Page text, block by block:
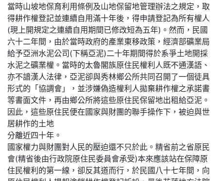
當時山坡地保育利用條例及山地保留地管理辦法之規定，取
得耕作權登記並連續自用滿十年後，得申請登記為所有權人
(現上開規定之連續自用期間已修改短為五年)。然而，民國
六十二年間，由於當時政府的產業東移政策，經濟部礦業局
給予亞洲水泥公司(下稱亞泥)二十年期間得於系爭土地開採
水泥之礦業權。當時的太魯閣族原住民權利人既不通漢語、
亦不諳漢人法律，亞泥卻與秀林鄉公所共同召開了一個徒具
形式的「協調會」，並涉嫌偽造權利人拋棄耕作權之承諾書
等書面文件，再由鄉公所將這些原住民保留地出租給亞泥。
因此，這些原住民便在國家與財團的聯手操作下，被迫與世
居耕作的土地
分離近四十年。
國家權力與財團對人民的壓迫還不只於此。精省前之省原民
會(精省後由行政院原住民委員會承受)本來應該站在保障原
住民權利的第一線，卻反其道而行，於民國八十七年間，向